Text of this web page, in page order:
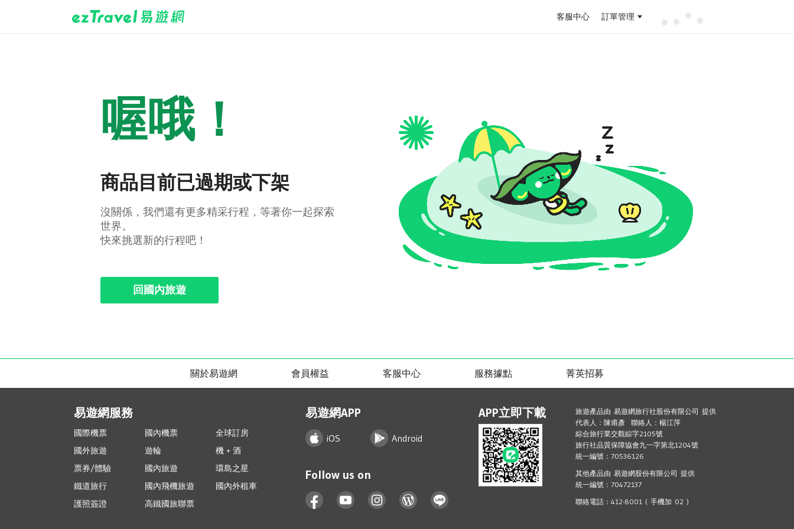
客服中心 訂單管理
喔哦！
商品目前已過期或下架
沒關係，我們還有更多精采行程，等著你一起探索
世界。
快來挑選新的行程吧！
回國內旅遊
關於易遊網 會員權益 客服中心 服務據點 菁英招募
易遊網服務
國際機票 國內機票
全球訂房
國外旅遊
遊輪
機 + 酒
票券/體驗
國內旅遊
環島之星
鐵道旅行
國內飛機旅遊
國內外租車
護照簽證
高鐵國旅聯票
易遊網APP
iOS Android
Follow us on
APP立即下載
旅遊產品由 易遊網旅行社股份有限公司 提供
代表人：陳甫彥 聯絡人：楊江萍
綜合旅行業交觀綜字2105號
旅行社品質保障協會九一字第北1204號
統一編號：70536126
其他產品由 易遊網股份有限公司 提供
統一編號：70472137
聯絡電話：412-8001 ( 手機加 02 )